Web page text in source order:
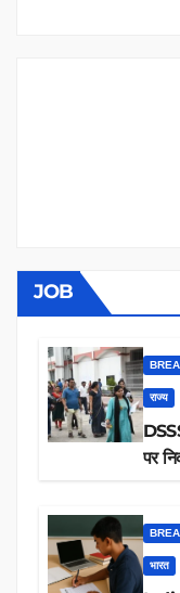
JOB
राज्य
पर
भारत